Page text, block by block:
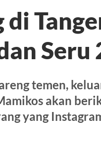
Seru
temen,
akan
yang